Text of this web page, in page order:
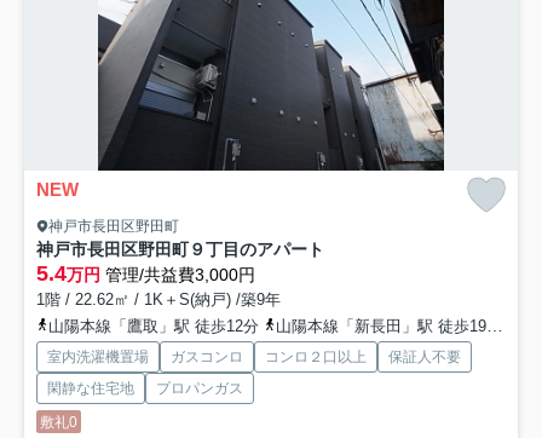
NEW
神戸市長田区野田町
神戸市長田区野田町９丁目のアパート
5.4万円 管理/共益費3,000円
1階 / 22.62㎡ / 1K＋S(納戸) /築9年
山陽本線「鷹取」駅 徒歩12分
山陽本線「新長田」駅 徒歩19分
室内洗濯機置場 ガスコンロ コンロ２口以上
保証人不要
閑静な住宅地
プロパンガス
敷礼0